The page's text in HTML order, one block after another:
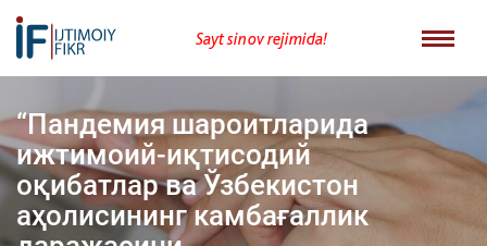
Sayt sinov rejimida!
“Пандемия шароитларида
ижтимоий-иқтисодий
оқибатлар ва Ўзбекистон
аҳолисининг камбағаллик